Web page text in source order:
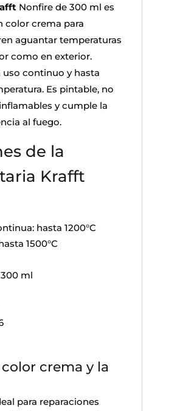
Nonfire de 300 ml es
color crema para
aguantar temperaturas
como en exterior.
uso continuo y hasta
Es pintable, no
y cumple la
al fuego.
de la
Krafft
hasta 1200°C
1500°C
ml
crema y la
para reparaciones